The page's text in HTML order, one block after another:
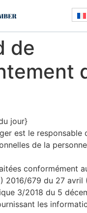
de
jour}
est le responsable
de la
conformément
2016/679 du 27 avril
3/2018 du 5
les